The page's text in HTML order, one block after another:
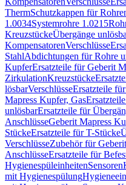
ThermSchutzkappen für
1.0034Systemrohre 1.0215
KreuzstückeÜbergänge
KompensatorenVerschlüsse
StahlAbdichtungen für Rohre
KupferErsatzteile für Geberit
ZirkulationKreuzstücke
lösbarVerschlüsseErsatzteile
Mapress Kupfer, Gas
unlösbarErsatzteile für
AnschlüsseGeberit Mapress
StückeErsatzteile für T-Stücke
VerschlüsseZubehör für
AnschlüsseErsatzteile für
HygienespüleinheitenSensoren
mit Hygienespülung